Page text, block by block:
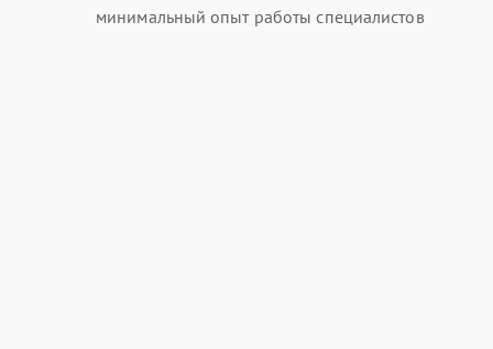
минимальный опыт работы специалистов